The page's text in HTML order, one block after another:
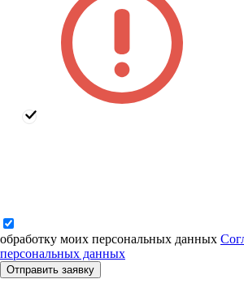
обработку моих персональных данных
персональных данных